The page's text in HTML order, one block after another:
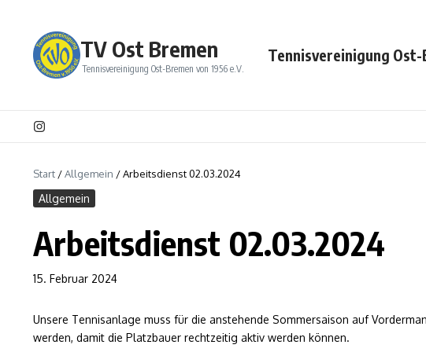
TV Ost Bremen
Tennisvereinigung Ost-Bremen von 1956 e.V.
Tennisvereinigung Ost-
Start /Allgemein /Arbeitsdienst 02.03.2024
Allgemein
Arbeitsdienst 02.03.2024
15. Februar 2024
Unsere Tennisanlage muss für die anstehende Sommersaison auf
werden, damit die Platzbauer rechtzeitig aktiv werden können.